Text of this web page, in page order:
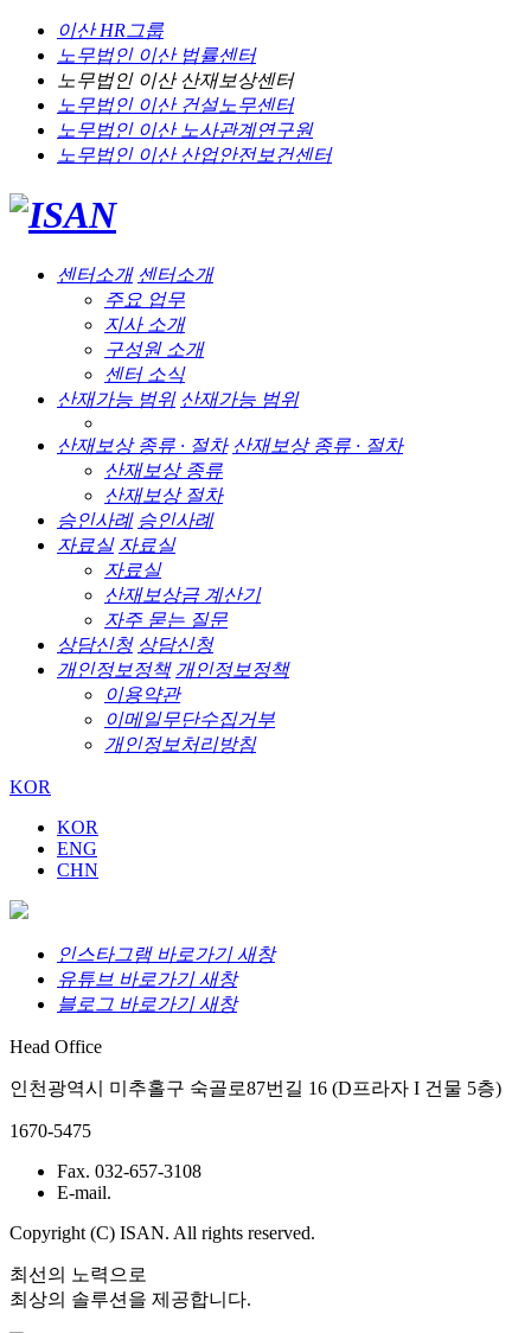
이산 HR그룹
노무법인 이산법률센터
노무법인 이산산재보상센터
노무법인 이산건설노무센터
노무법인 이산노사관계연구원
노무법인 이산산업안전보건센터
센터소개 센터소개
주요 업무
지사 소개
구성원 소개
센터 소식
산재가능 범위 산재가능 범위
산재보상 종류 · 절차 산재보상 종류 · 절차
산재보상 종류
산재보상 절차
승인사례 승인사례
자료실 자료실
자료실
산재보상금 계산기
자주 묻는 질문
상담신청 상담신청
개인정보정책 개인정보정책
이용약관
이메일무단수집거부
개인정보처리방침
KOR
KOR
ENG
CHN
인스타그램 바로가기 새창
유튜브 바로가기 새창
블로그 바로가기 새창
Head Office
인천광역시 미추홀구 숙골로87번길 16 (D프라자 I 건물 5층)
1670-5475
Fax. 032-657-3108
E-mail.
Copyright (C) ISAN. All rights reserved.
최선의 노력으로
최상의 솔루션을 제공합니다.